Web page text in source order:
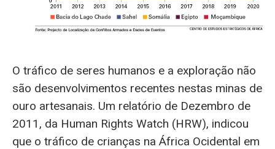
O tráfico de seres humanos e a exploração não
são desenvolvimentos recentes nestas minas de
ouro artesanais. Um relatório de Dezembro de
2011, da Human Rights Watch (HRW), indicou
que o tráfico de crianças na África Ocidental em